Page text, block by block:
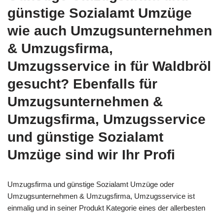
günstige Sozialamt Umzüge
wie auch Umzugsunternehmen
& Umzugsfirma,
Umzugsservice in für Waldbröl
gesucht? Ebenfalls für
Umzugsunternehmen &
Umzugsfirma, Umzugsservice
und günstige Sozialamt
Umzüge sind wir Ihr Profi
Umzugsfirma und günstige Sozialamt Umzüge oder
Umzugsunternehmen & Umzugsfirma, Umzugsservice ist
einmalig und in seiner Produkt Kategorie eines der allerbesten